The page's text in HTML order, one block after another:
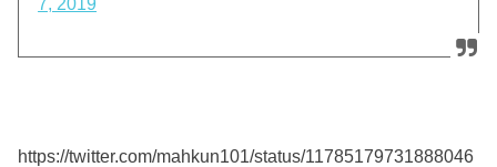
7, 2019
https://twitter.com/mahkun101/status/11785179731888046